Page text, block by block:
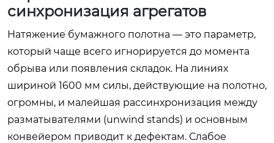
синхронизация агрегатов
Натяжение бумажного полотна — это параметр,
который чаще всего игнорируется до момента
обрыва или появления складок. На линиях
шириной 1600 мм силы, действующие на полотно,
огромны, и малейшая рассинхронизация между
разматывателями (unwind stands) и основным
конвейером приводит к дефектам. Слабое